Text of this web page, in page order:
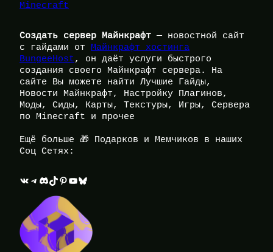
Minecraft
Создать сервер Майнкрафт — новостной сайт
с гайдами от
Майнкрафт хостинга
BungeeHost, он даёт услуги быстрого
создания своего Майнкрафт сервера. На
сайте Вы можете найти Лучшие Гайды,
Новости Майнкрафт, Настройку Плагинов,
Моды, Сиды, Карты, Текстуры, Игры, Сервера
по Minecraft и прочее
Ещё больше 🎁 Подарков и Мемчиков в наших
Соц Сетях:
ВКонтакте Telegram Discord TikTok Pinterest YouTube Bluesky